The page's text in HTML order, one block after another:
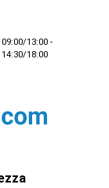
09:00/13:00 -
14:30/18:00